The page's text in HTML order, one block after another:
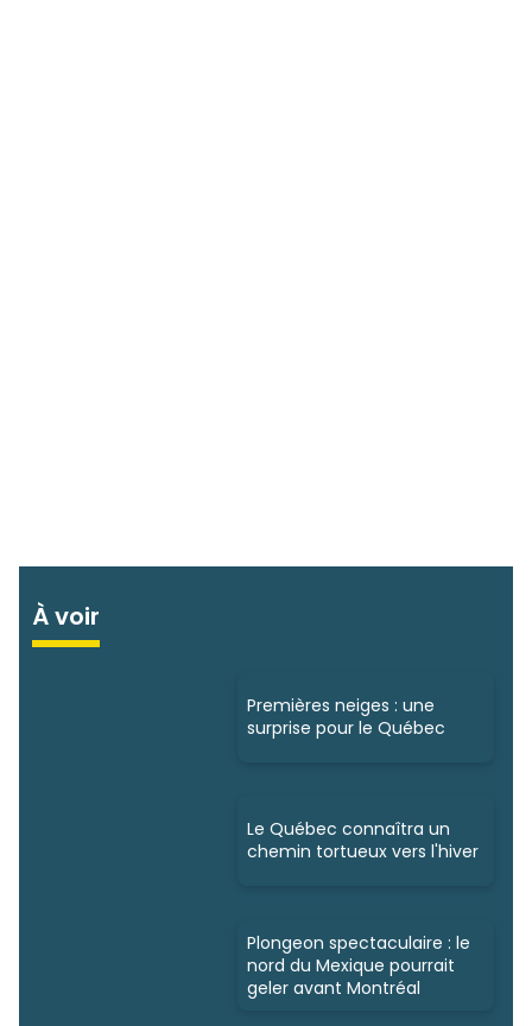
À voir
Premières neiges : une
surprise pour le Québec
Le Québec connaîtra un
chemin tortueux vers l'hiver
Plongeon spectaculaire : le
nord du Mexique pourrait
geler avant Montréal